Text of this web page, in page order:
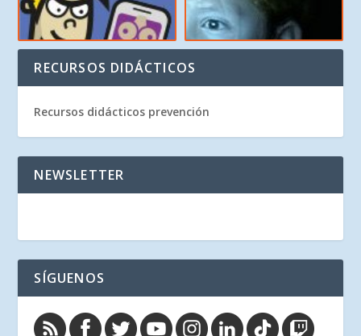
RECURSOS DIDÁCTICOS
Recursos didácticos prevención
NEWSLETTER
SÍGUENOS